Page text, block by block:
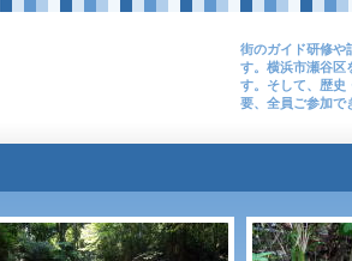
街のガイド研修や
す。横浜市瀬谷区
す。そして、歴史
要、全員ご参加で